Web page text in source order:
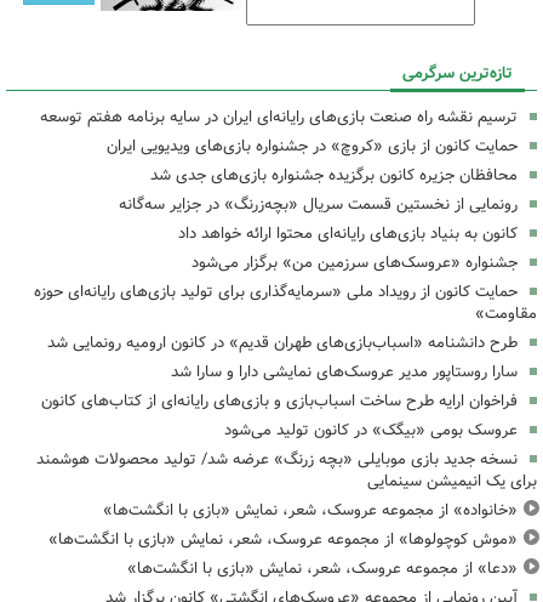
تازه‌ترین سرگرمی
ترسیم نقشه راه صنعت بازی‌های رایانه‌ای ایران در سایه برنامه هفتم توسعه
حمایت کانون از بازی «کروچ» در جشنواره بازی‌های ویدیویی ایران
محافظان جزیره کانون برگزیده جشنواره بازی‌های جدی شد
رونمایی از نخستین قسمت سریال «بچه‌زرنگ» در جزایر سه‌گانه
کانون به بنیاد بازی‌های رایانه‌ای محتوا ارائه خواهد داد
جشنواره «عروسک‌های سرزمین من» برگزار می‌شود
حمایت کانون از رویداد ملی «سرمایه‌گذاری برای تولید بازی‌های رایانه‌ای حوزه
مقاومت»
طرح دانشنامه «اسباب‌بازی‌های طهران قدیم» در کانون ارومیه رونمایی شد
سارا روستاپور مدیر عروسک‌های نمایشی دارا و سارا شد
فراخوان ارایه طرح ساخت اسباب‌بازی و بازی‌های رایانه‌ای از کتاب‌های کانون
عروسک‌ بومی «بیگک» در کانون تولید می‌شود
نسخه جدید بازی موبایلی «بچه زرنگ» عرضه شد/ تولید محصولات هوشمند
برای یک انیمیشن سینمایی
«خانواده» از مجموعه عروسک، شعر، نمایش «بازی با انگشت‌ها»
«موش کوچولوها» از مجموعه عروسک، شعر، نمایش «بازی با انگشت‌ها»
«دعا» از مجموعه عروسک، شعر، نمایش «بازی با انگشت‌ها»